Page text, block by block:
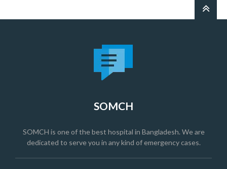
SOMCH
SOMCH is one of the best hospital in Bangladesh. We are
dedicated to serve you in any kind of emergency cases.